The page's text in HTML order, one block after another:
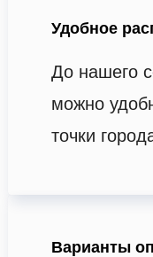
Удобное
До нашего
можно
точки
Варианты